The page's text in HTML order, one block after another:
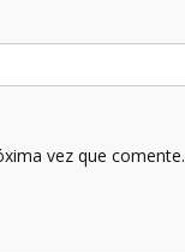
vez que comente.